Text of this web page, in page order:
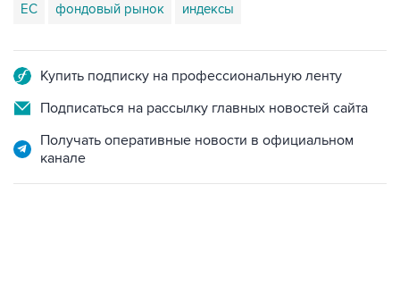
ЕС фондовый рынок индексы
Купить подписку на профессиональную ленту
Подписаться на рассылку главных новостей сайта
Получать оперативные новости в официальном
канале